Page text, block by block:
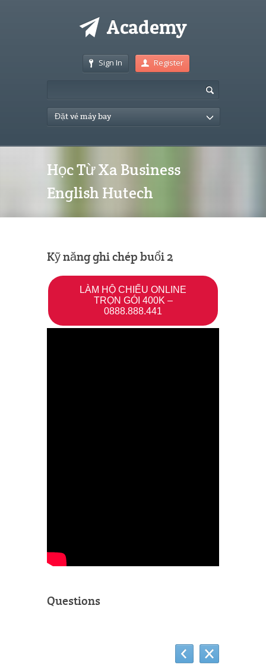
Sign In Register
Đặt vé máy bay
Học Từ Xa Business
English Hutech
Kỹ năng ghi chép buổi 2
LÀM HỘ CHIẾU ONLINE
TRỌN GÓI 400K –
0888.888.441
Questions